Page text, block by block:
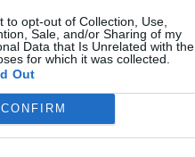
to opt-out of Collection, Use,
Sale, and/or Sharing of my
Data that Is Unrelated with the
for which it was collected.
Out
CONFIRM